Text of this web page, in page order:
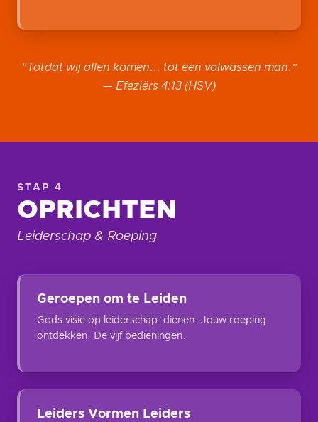
“Totdat wij allen komen... tot een volwassen man.”
— Efeziërs 4:13 (HSV)
STAP 4
OPRICHTEN
Leiderschap & Roeping
Geroepen om te Leiden
Gods visie op leiderschap: dienen. Jouw roeping
ontdekken. De vijf bedieningen.
Leiders Vormen Leiders